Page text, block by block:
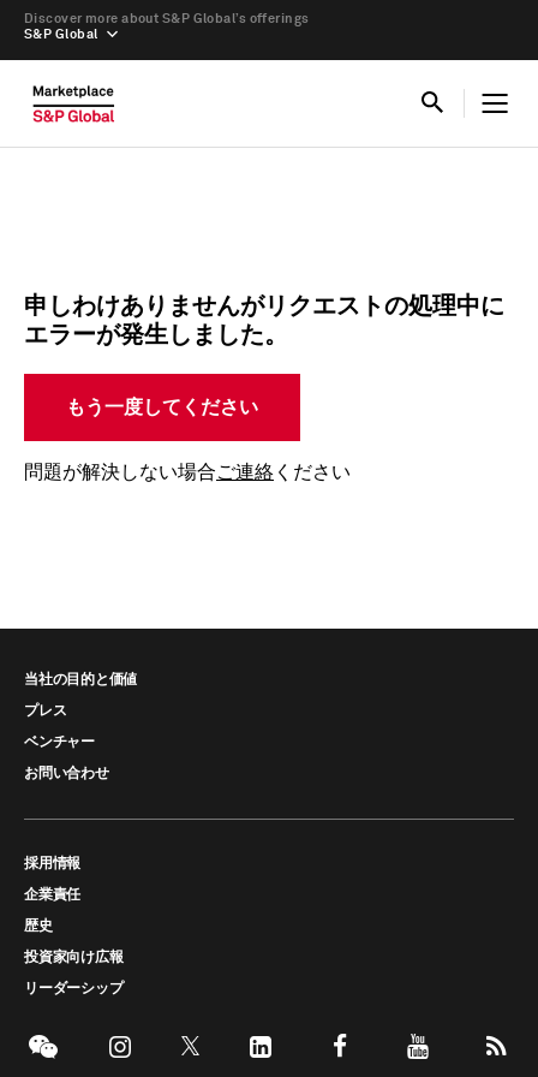
S&P Global
Discover more about S&P Global’s offerings
申しわけありませんがリクエストの処理中に
エラーが発生しました。
もう一度してください
問題が解決しない場合ご連絡 ください
当社の目的と価値
プレス
ベンチャー
お問い合わせ
採用情報
企業責任
歴史
投資家向け広報
リーダーシップ